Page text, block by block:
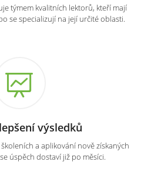
týmem kvalitních lektorů, kteří mají
se specializují na její určité oblasti.
výsledků
a aplikování nově získaných
úspěch dostaví již po měsíci.